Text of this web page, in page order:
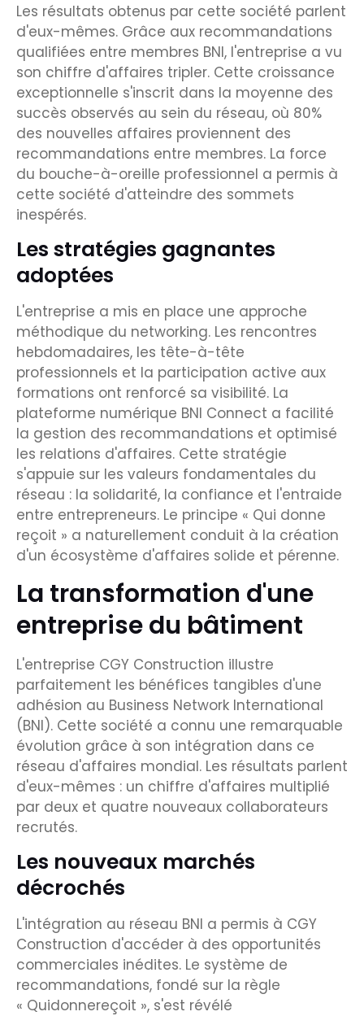
Les résultats obtenus par cette société parlent
d'eux-mêmes. Grâce aux recommandations
qualifiées entre membres BNI, l'entreprise a vu
son chiffre d'affaires tripler. Cette croissance
exceptionnelle s'inscrit dans la moyenne des
succès observés au sein du réseau, où 80%
des nouvelles affaires proviennent des
recommandations entre membres. La force
du bouche-à-oreille professionnel a permis à
cette société d'atteindre des sommets
inespérés.
Les stratégies gagnantes
adoptées
L'entreprise a mis en place une approche
méthodique du networking. Les rencontres
hebdomadaires, les tête-à-tête
professionnels et la participation active aux
formations ont renforcé sa visibilité. La
plateforme numérique BNI Connect a facilité
la gestion des recommandations et optimisé
les relations d'affaires. Cette stratégie
s'appuie sur les valeurs fondamentales du
réseau : la solidarité, la confiance et l'entraide
entre entrepreneurs. Le principe « Qui donne
reçoit » a naturellement conduit à la création
d'un écosystème d'affaires solide et pérenne.
La transformation d'une
entreprise du bâtiment
L'entreprise CGY Construction illustre
parfaitement les bénéfices tangibles d'une
adhésion au Business Network International
(BNI). Cette société a connu une remarquable
évolution grâce à son intégration dans ce
réseau d'affaires mondial. Les résultats parlent
d'eux-mêmes : un chiffre d'affaires multiplié
par deux et quatre nouveaux collaborateurs
recrutés.
Les nouveaux marchés
décrochés
L'intégration au réseau BNI a permis à CGY
Construction d'accéder à des opportunités
commerciales inédites. Le système de
recommandations, fondé sur la règle
« Quidonnereçoit », s'est révélé